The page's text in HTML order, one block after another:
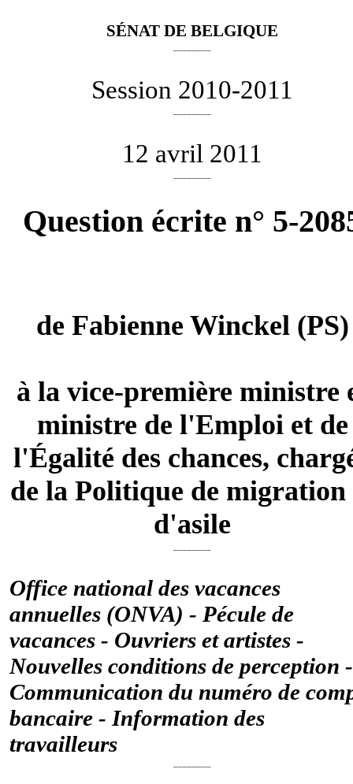
SÉNAT DE BELGIQUE
Session 2010-2011
12 avril 2011
Question écrite n° 5-
de Fabienne Winckel (PS)
à la vice-première ministre
ministre de l'Emploi et de
l'Égalité des chances,
de la Politique de migration
d'asile
Office national des vacances
annuelles (ONVA) - Pécule de
vacances - Ouvriers et artistes -
Nouvelles conditions de perception -
Communication du numéro de
bancaire - Information des
travailleurs